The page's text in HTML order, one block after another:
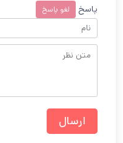
پاسخ لغو پاسخ